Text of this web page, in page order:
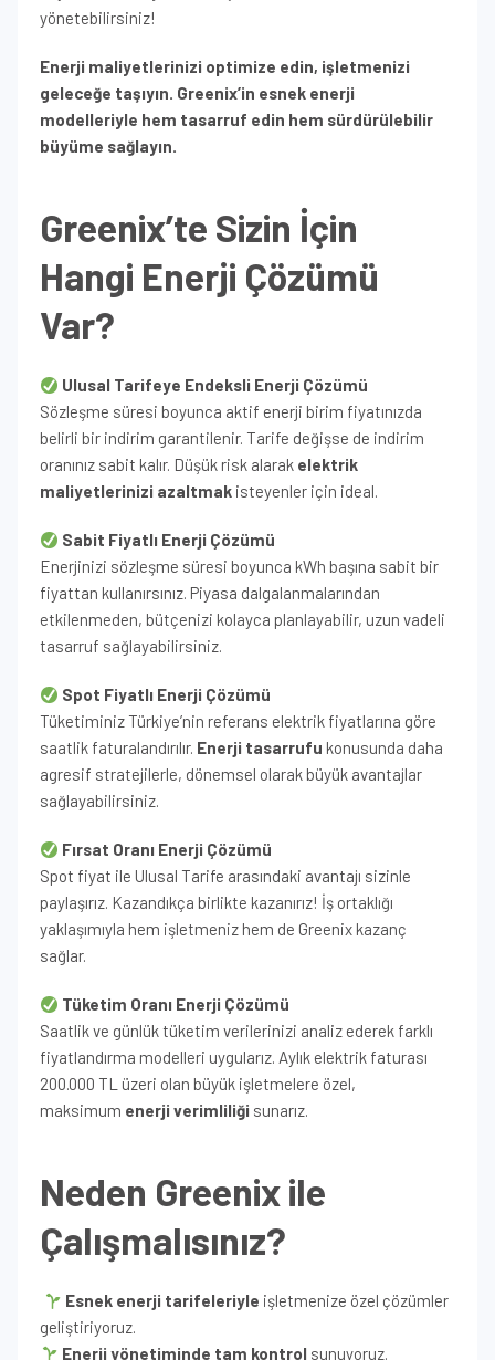
yönetebilirsiniz!
Enerji maliyetlerinizi optimize edin, işletmenizi
geleceğe taşıyın. Greenix’in esnek enerji
modelleriyle hem tasarruf edin hem sürdürülebilir
büyüme sağlayın.
Greenix’te Sizin İçin
Hangi Enerji Çözümü
Var?
Ulusal Tarifeye Endeksli Enerji Çözümü
Sözleşme süresi boyunca aktif enerji birim fiyatınızda
belirli bir indirim garantilenir. Tarife değişse de indirim
oranınız sabit kalır. Düşük risk alarak elektrik
maliyetlerinizi azaltmak isteyenler için ideal.
Sabit Fiyatlı Enerji Çözümü
Enerjinizi sözleşme süresi boyunca kWh başına sabit bir
fiyattan kullanırsınız. Piyasa dalgalanmalarından
etkilenmeden, bütçenizi kolayca planlayabilir, uzun vadeli
tasarruf sağlayabilirsiniz.
Spot Fiyatlı Enerji Çözümü
Tüketiminiz Türkiye’nin referans elektrik fiyatlarına göre
saatlik faturalandırılır. Enerji tasarrufu konusunda daha
agresif stratejilerle, dönemsel olarak büyük avantajlar
sağlayabilirsiniz.
Fırsat Oranı Enerji Çözümü
Spot fiyat ile Ulusal Tarife arasındaki avantajı sizinle
paylaşırız. Kazandıkça birlikte kazanırız! İş ortaklığı
yaklaşımıyla hem işletmeniz hem de Greenix kazanç
sağlar.
Tüketim Oranı Enerji Çözümü
Saatlik ve günlük tüketim verilerinizi analiz ederek farklı
fiyatlandırma modelleri uygularız. Aylık elektrik faturası
200.000 TL üzeri olan büyük işletmelere özel,
maksimum enerji verimliliği sunarız.
Neden Greenix ile
Çalışmalısınız?
Esnek enerji tarifeleriyle işletmenize özel çözümler
geliştiriyoruz.
Enerji yönetiminde tam kontrol sunuyoruz.